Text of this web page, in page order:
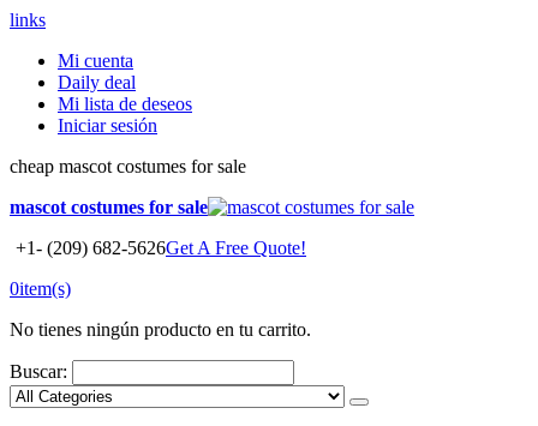
links
Mi cuenta
Daily deal
Mi lista de deseos
Iniciar sesión
cheap mascot costumes for sale
mascot costumes for sale
+1- (209) 682-5626Get A Free Quote!
0item(s)
No tienes ningún producto en tu carrito.
Buscar: